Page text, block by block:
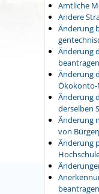
Amtliche
Andere
Änderung
Änderung
beantragen
Änderung
Ökokonto-
Änderung
derselben
Änderung
von
Änderung
beantragen